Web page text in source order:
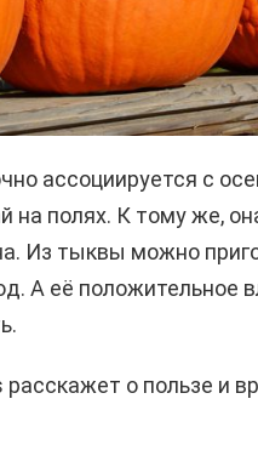
ассоциируется с
на полях. К тому же,
Из тыквы можно
А её положительное
о пользе и